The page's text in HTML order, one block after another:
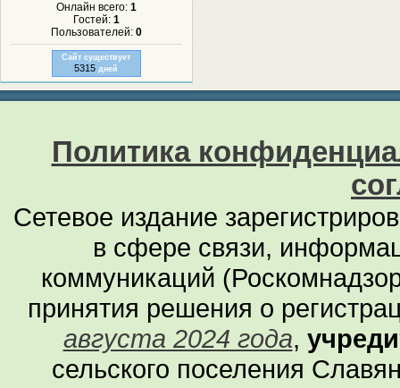
Онлайн всего: 1
Гостей: 1
Пользователей: 0
Сайт существует
5315 дней
Политика
Сетевое издание
в сфере связи,
коммуникаций
принятия решения о
августа 2024 года,
сельского поселения